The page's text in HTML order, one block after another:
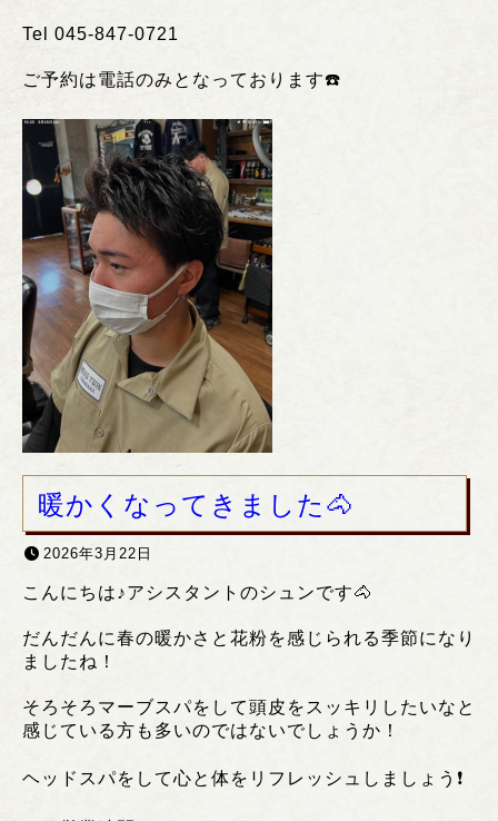
Tel 045-847-0721
ご予約は電話のみとなっております☎️
暖かくなってきました🐴
2026年3月22日
こんにちは♪アシスタントのシュンです🐴
だんだんに春の暖かさと花粉を感じられる季節になり
ましたね！
そろそろマーブスパをして頭皮をスッキリしたいなと
感じている方も多いのではないでしょうか！
ヘッドスパをして心と体をリフレッシュしましょう❗️